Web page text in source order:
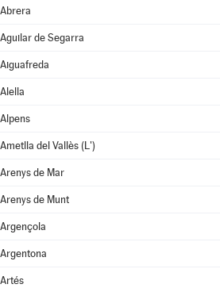
Abrera
Aguilar de Segarra
Aiguafreda
Alella
Alpens
Ametlla del Vallès (L')
Arenys de Mar
Arenys de Munt
Argençola
Argentona
Artés